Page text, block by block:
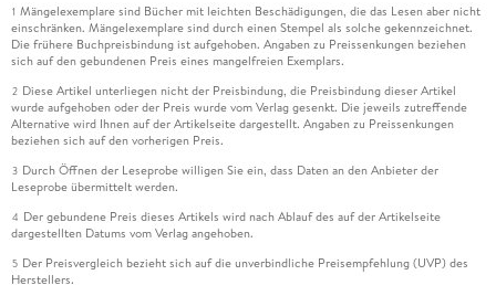
1 Mängelexemplare sind Bücher mit leichten Beschädigungen, die das Lesen aber nicht
einschränken. Mängelexemplare sind durch einen Stempel als solche gekennzeichnet.
Die frühere Buchpreisbindung ist aufgehoben. Angaben zu Preissenkungen beziehen
sich auf den gebundenen Preis eines mangelfreien Exemplars.
2 Diese Artikel unterliegen nicht der Preisbindung, die Preisbindung dieser Artikel
wurde aufgehoben oder der Preis wurde vom Verlag gesenkt. Die jeweils zutreffende
Alternative wird Ihnen auf der Artikelseite dargestellt. Angaben zu Preissenkungen
beziehen sich auf den vorherigen Preis.
3 Durch Öffnen der Leseprobe willigen Sie ein, dass Daten an den Anbieter der
Leseprobe übermittelt werden.
4 Der gebundene Preis dieses Artikels wird nach Ablauf des auf der Artikelseite
dargestellten Datums vom Verlag angehoben.
5 Der Preisvergleich bezieht sich auf die unverbindliche Preisempfehlung (UVP) des
Herstellers.